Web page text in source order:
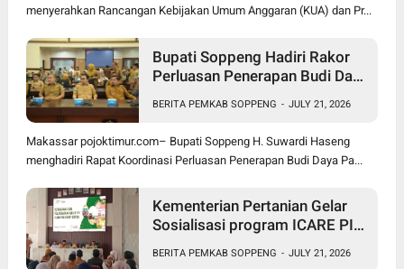
menyerahkan Rancangan Kebijakan Umum Anggaran (KUA) dan Pr...
Bupati Soppeng Hadiri Rakor
Perluasan Penerapan Budi Daya
BERITA PEMKAB SOPPENG - JULY 21, 2026
Makassar pojoktimur.com– Bupati Soppeng H. Suwardi Haseng
menghadiri Rapat Koordinasi Perluasan Penerapan Budi Daya Pa...
Kementerian Pertanian Gelar
Sosialisasi program ICARE PIU
BERITA PEMKAB SOPPENG - JULY 21, 2026